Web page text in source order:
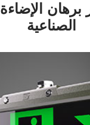
برهان
الصناعية